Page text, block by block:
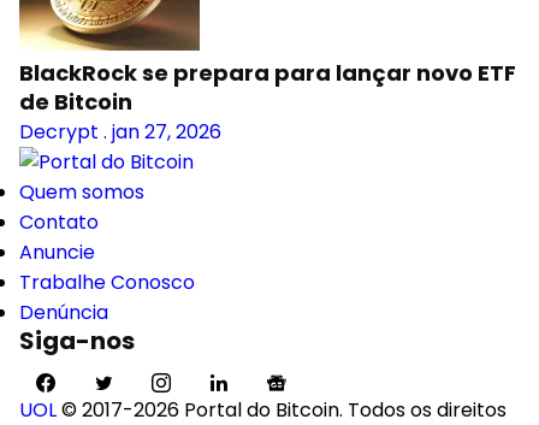
BlackRock se prepara para lançar novo ETF
de Bitcoin
Decrypt . jan 27, 2026
Quem somos
Contato
Anuncie
Trabalhe Conosco
Denúncia
Siga-nos
UOL© 2017-2026 Portal do Bitcoin. Todos os direitos